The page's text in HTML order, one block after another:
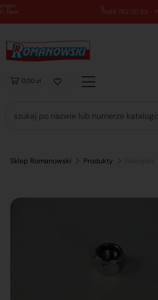
89 762 00 69 - Pomoc zakupowa
0,00 zł
Sklep Romanowski Produkty